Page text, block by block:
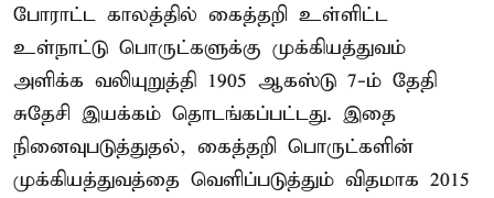
போராட்ட காலத்தில் கைத்தறி உள்ளிட்ட
உள்நாட்டு பொருட்களுக்கு முக்கியத்துவம்
அளிக்க வலியுறுத்தி 1905 ஆகஸ்டு 7-ம் தேதி
சுதேசி இயக்கம் தொடங்கப்பட்டது. இதை
நினைவுபடுத்துதல், கைத்தறி பொருட்களின்
முக்கியத்துவத்தை வெளிப்படுத்தும் விதமாக 2015